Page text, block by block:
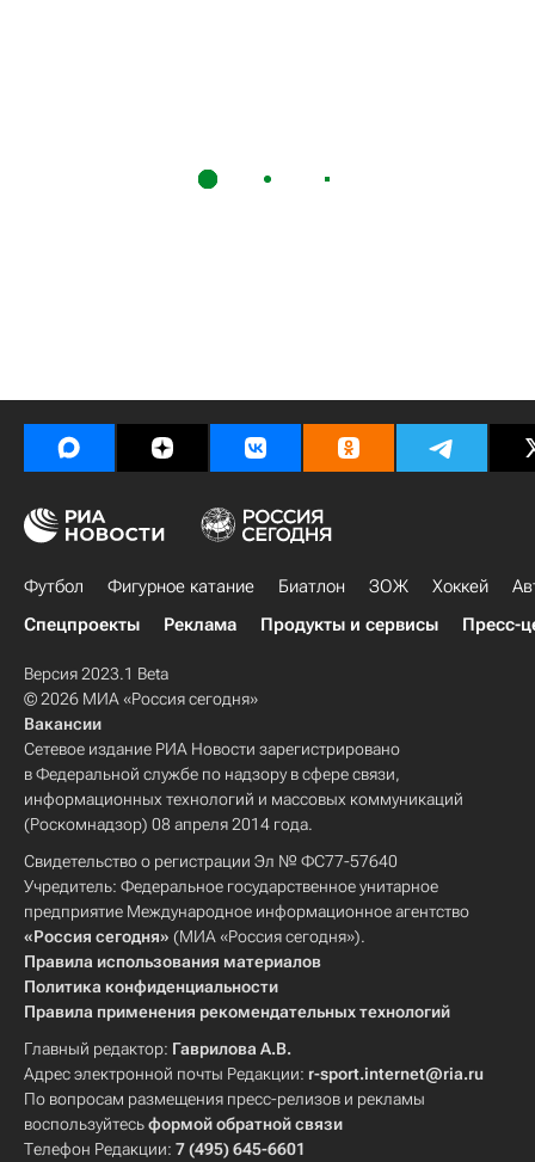
Футбол Фигурное катание Биатлон ЗОЖ Хоккей
Спецпроекты
Реклама Продукты и сервисы Пресс-
Версия 2023.1 Beta
© 2026 МИА «Россия сегодня»
Вакансии
Сетевое издание РИА Новости зарегистрировано
в Федеральной службе по надзору в сфере связи,
информационных технологий и массовых коммуникаций
(Роскомнадзор) 08 апреля 2014 года.
Свидетельство о регистрации Эл № ФС77-57640
Учредитель: Федеральное государственное унитарное
предприятие Международное информационное агентство
«Россия сегодня» (МИА «Россия сегодня»).
Правила использования материалов
Политика конфиденциальности
Правила применения рекомендательных технологий
Главный редактор: Гаврилова А.В.
Адрес электронной почты Редакции: r-sport.internet@ria.ru
По вопросам размещения пресс-релизов и рекламы
воспользуйтесьформой обратной связи
Телефон Редакции: 7 (495) 645-6601